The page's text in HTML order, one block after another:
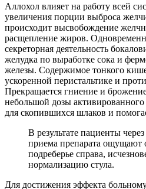
Аллохол влияет на работу всей
увеличения порции выброса
происходит высвобождение
расщепление жиров.
секреторная деятельность
желудка по выработке сока и
железы. Содержимое тонкого
ускоренной перистальтике и
Прекращается гниение и
небольшой дозы
для скопившихся шлаков и
В результате пациенты
приема препарата ощущают
подреберье справа,
нормализацию стула.
Для достижения эффекта